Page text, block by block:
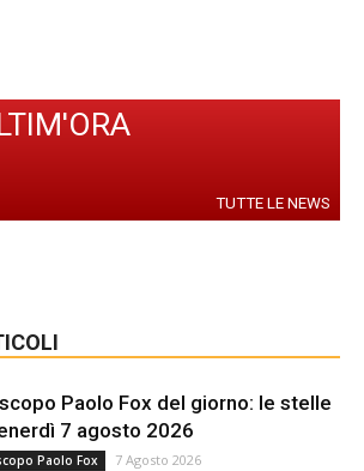
TUTTE LE NEWS
Paolo Fox del giorno: le stelle
7 agosto 2026
Paolo Fox 7 Agosto 2026